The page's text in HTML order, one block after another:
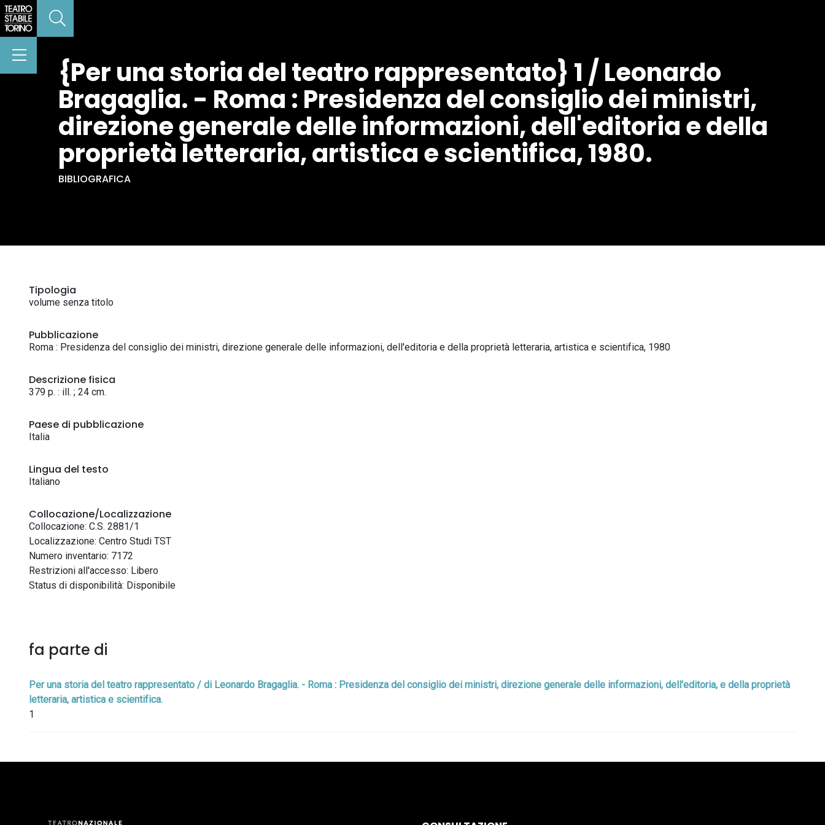
{Per una storia del teatro rappresentato} 1 / Leonardo
Bragaglia. - Roma : Presidenza del consiglio dei ministri,
direzione generale delle informazioni, dell'editoria e della
proprietà letteraria, artistica e scientifica, 1980.
BIBLIOGRAFICA
Tipologia
volume senza titolo
Pubblicazione
Roma : Presidenza del consiglio dei ministri, direzione generale delle informazioni, dell'editoria e della proprietà letteraria, artistica e scientifica, 1980
Descrizione fisica
379 p. : ill. ; 24 cm.
Paese di pubblicazione
Italia
Lingua del testo
Italiano
Collocazione/Localizzazione
Collocazione: C.S. 2881/1
Localizzazione: Centro Studi TST
Numero inventario: 7172
Restrizioni all'accesso: Libero
Status di disponibilità: Disponibile
fa parte di
Per una storia del teatro rappresentato / di Leonardo Bragaglia. - Roma : Presidenza del consiglio dei ministri, direzione generale delle informazioni, dell'editoria, e della proprietà
letteraria, artistica e scientifica.
1